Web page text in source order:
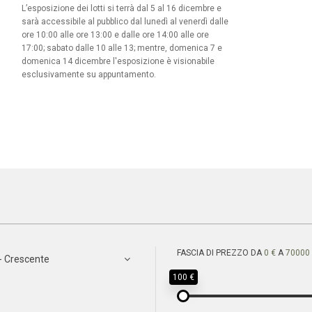
L’esposizione dei lotti si terrà dal 5 al 16 dicembre e
sarà accessibile al pubblico dal lunedì al venerdì dalle
ore 10:00 alle ore 13:00 e dalle ore 14:00 alle ore
17:00; sabato dalle 10 alle 13; mentre, domenica 7 e
domenica 14 dicembre l'esposizione è visionabile
esclusivamente su appuntamento.
FASCIA DI PREZZO DA 0 € A 70000
100 €
Crescente